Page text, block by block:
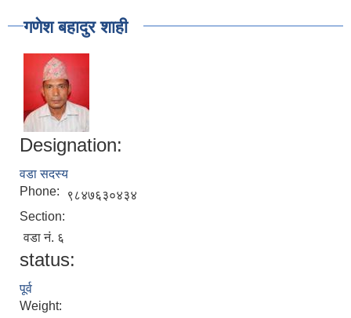
गणेश बहादुर शाही
Designation:
वडा सदस्य
Phone:
९८४७६३०४३४
Section:
वडा नं. ६
status:
पूर्व
Weight: